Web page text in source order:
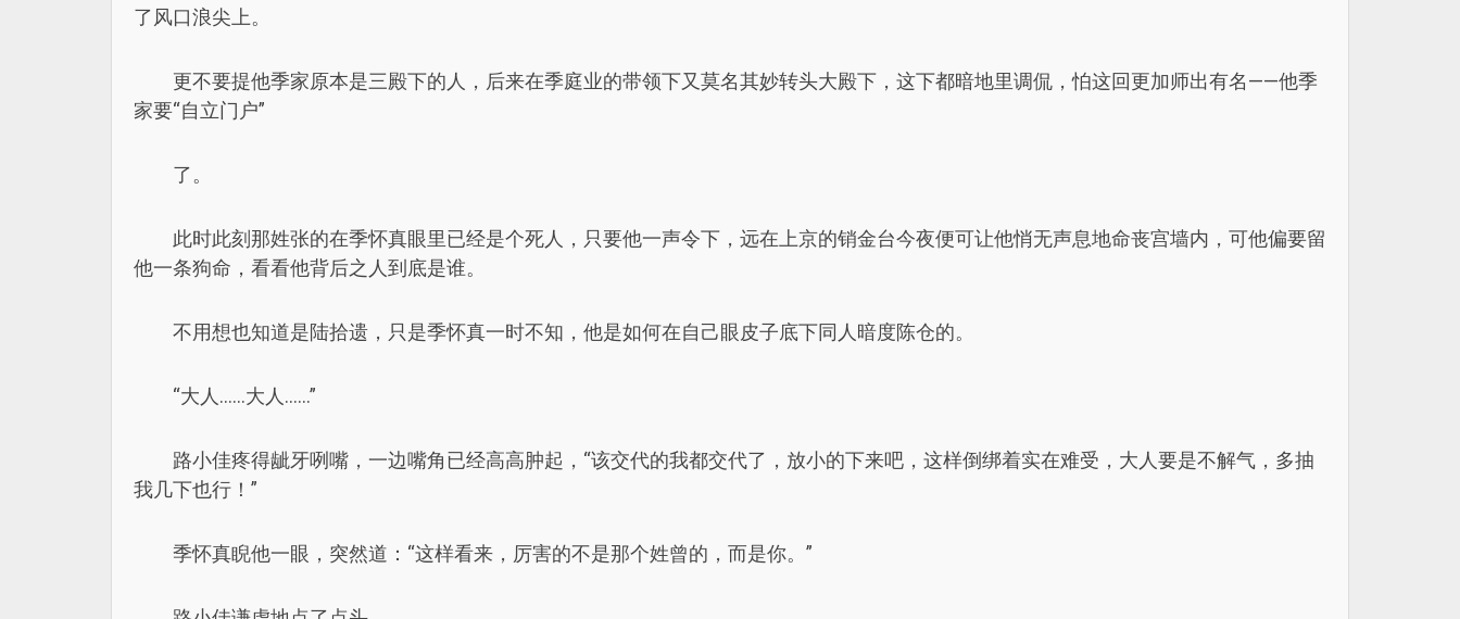
了风口浪尖上。
更不要提他季家原本是三殿下的人，后来在季庭业的带领下又莫名其妙转头大殿下，这下都暗地里调侃，怕这回更加师出有名——他季
家要“自立门户”
了。
此时此刻那姓张的在季怀真眼里已经是个死人，只要他一声令下，远在上京的销金台今夜便可让他悄无声息地命丧宫墙内，可他偏要留
他一条狗命，看看他背后之人到底是谁。
不用想也知道是陆拾遗，只是季怀真一时不知，他是如何在自己眼皮子底下同人暗度陈仓的。
“大人……大人……”
路小佳疼得龇牙咧嘴，一边嘴角已经高高肿起，“该交代的我都交代了，放小的下来吧，这样倒绑着实在难受，大人要是不解气，多抽
我几下也行！”
季怀真睨他一眼，突然道：“这样看来，厉害的不是那个姓曾的，而是你。”